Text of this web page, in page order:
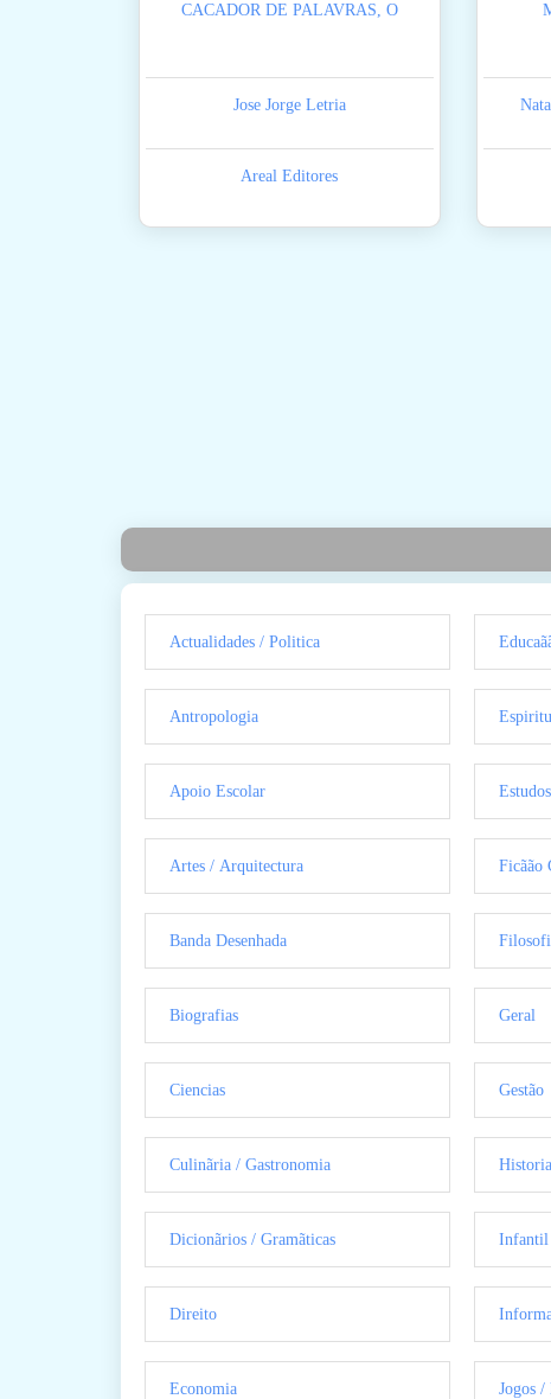
CACADOR DE PALAVRAS, O
Jose Jorge Letria
Areal Editores
Actualidades / Politica
Antropologia
Apoio Escolar
Artes / Arquitectura
Banda Desenhada
Biografias
Ciencias
Culinãria / Gastronomia
Dicionãrios / Gramãticas
Direito
Economia
Geral
Gestão
Historia
Infantil
Jogos /